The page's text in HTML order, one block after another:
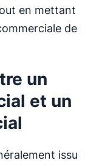
en mettant
de
un
et un
issu